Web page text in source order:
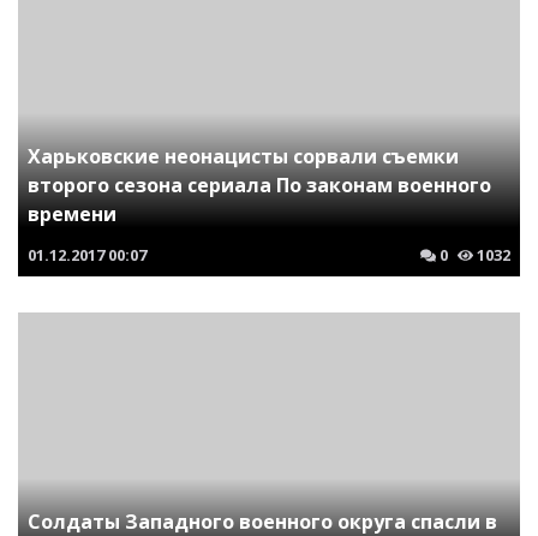
Харьковские неонацисты сорвали съемки
второго сезона сериала По законам военного
времени
01.12.2017 00:07 0 1032
Солдаты Западного военного округа спасли в